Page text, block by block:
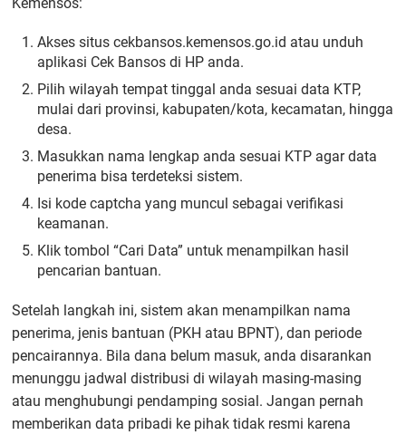
Akses situs cekbansos.kemensos.go.id atau unduh
aplikasi Cek Bansos di HP anda.
Pilih wilayah tempat tinggal anda sesuai data KTP,
mulai dari provinsi, kabupaten/kota, kecamatan, hingga
desa.
Masukkan nama lengkap anda sesuai KTP agar data
penerima bisa terdeteksi sistem.
Isi kode captcha yang muncul sebagai verifikasi
keamanan.
Klik tombol “Cari Data” untuk menampilkan hasil
pencarian bantuan.
Setelah langkah ini, sistem akan menampilkan nama
penerima, jenis bantuan (PKH atau BPNT), dan periode
pencairannya. Bila dana belum masuk, anda disarankan
menunggu jadwal distribusi di wilayah masing-masing
atau menghubungi pendamping sosial. Jangan pernah
memberikan data pribadi ke pihak tidak resmi karena